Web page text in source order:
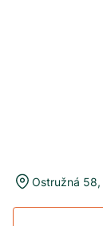
Ostružná 58,